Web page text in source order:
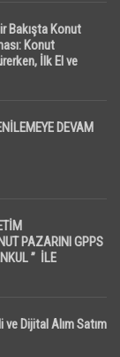
Bakışta Konut
Konut
İlk El ve
DEVAM
PAZARINI GPPS
” İLE
ve Dijital Alım Satım